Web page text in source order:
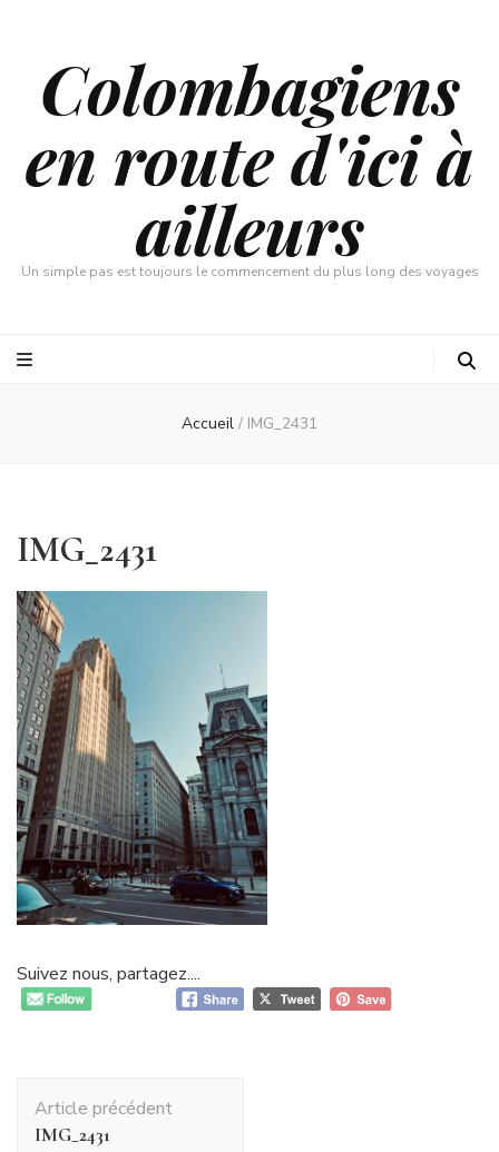
Colombagiens
en route d'ici à
ailleurs
Un simple pas est toujours le commencement du plus long des voyages
Accueil / IMG_2431
IMG_2431
Suivez nous, partagez....
d'article
Article précédent
IMG_2431